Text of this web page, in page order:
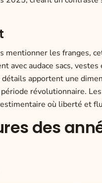
mentionner les franges,
avec audace sacs,
apportent une
révolutionnaire.
où liberté et
des